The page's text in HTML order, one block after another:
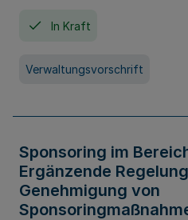
In Kraft
Verwaltungsvorschrift
Sponsoring im
Ergänzende
Genehmigung von